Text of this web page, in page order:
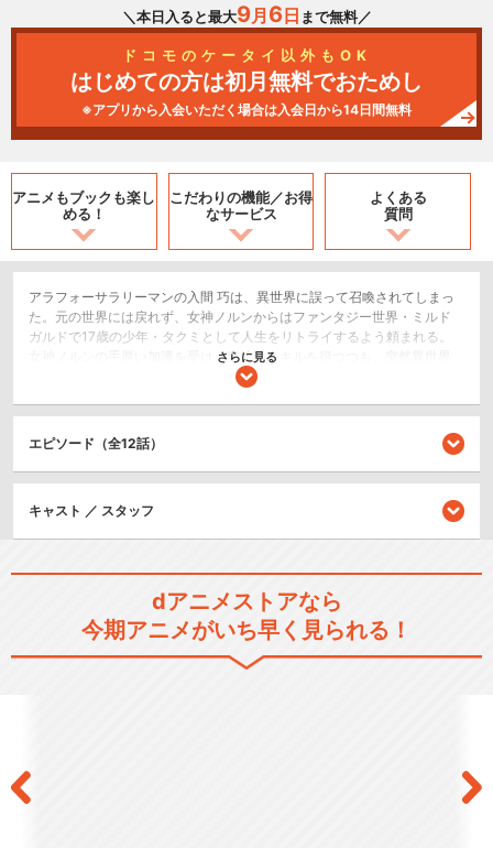
＼本日入ると最大9月 6日 まで無料／
ドコモのケータイ以外もOK
はじめての方は初月無料でおためし
※アプリから入会いただく場合は入会日から14日間無料
アニメもブックも楽し
める！
こだわりの機能／お得
なサービス
よくある
質問
アラフォーサラリーマンの入間 巧は、異世界に誤って召喚されてしまっ
た。元の世界には戻れず、女神ノルンからはファンタジー世界・ミルド
ガルドで17歳の少年・タクミとして人生をリトライするよう頼まれる。
女神ノルンの手厚い加護を受け、魔法やスキルを得つつも、突然異世界
の野へ放たれたタクミ。魔物に襲われていた少女を助け、村で過ごすう
さらに見る
エピソード（全12話）
キャスト ／ スタッフ
dアニメストアなら
今期アニメがいち早く見られる！